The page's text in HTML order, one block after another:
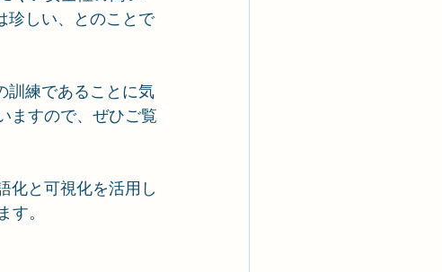
珍しい、とのことで
訓練であることに気
ますので、ぜひご覧
化と可視化を活用し
。